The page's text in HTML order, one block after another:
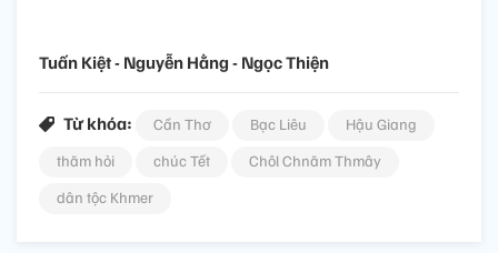
Tuấn Kiệt - Nguyễn Hằng - Ngọc Thiện
Từ khóa: Cần Thơ Bạc Liêu
Hậu Giang
thăm hỏi
chúc Tết
Chôl Chnăm Thmây
dân tộc Khmer